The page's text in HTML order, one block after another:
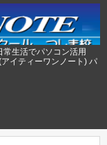
生活でパソコン活用
イティーワンノート) パ